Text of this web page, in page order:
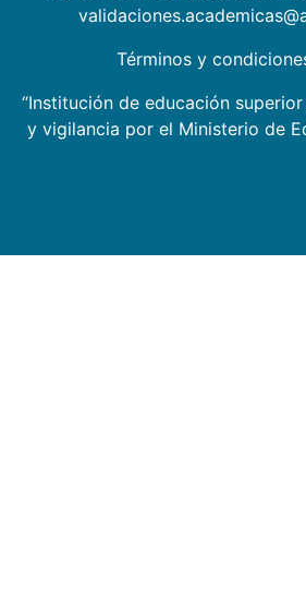
Términos y
“Institución de educación
y vigilancia por el Ministerio de